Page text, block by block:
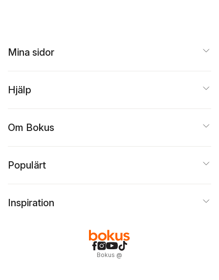
Mina sidor
Hjälp
Om Bokus
Populärt
Inspiration
Bokus @